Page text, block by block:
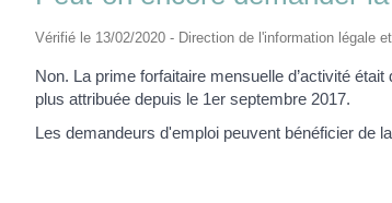
Vérifié le 13/02/2020 - Direction de l'information légale
Non. La prime forfaitaire mensuelle d’activité
plus attribuée depuis le 1er septembre 2017.
Les demandeurs d'emploi peuvent bénéficier de la